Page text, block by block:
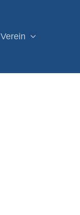
Verein